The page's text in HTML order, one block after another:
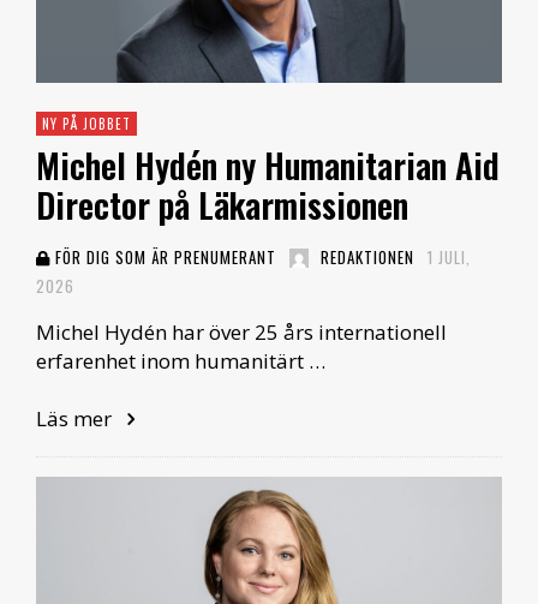
NY PÅ JOBBET
Michel Hydén ny Humanitarian Aid
Director på Läkarmissionen
FÖR DIG SOM ÄR PRENUMERANT REDAKTIONEN 1 JULI,
2026
Michel Hydén har över 25 års internationell
erfarenhet inom humanitärt …
Läs mer